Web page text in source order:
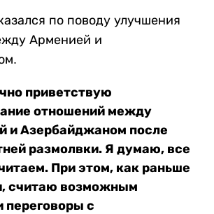
по поводу улучшения
Арменией и
приветствую
отношений между
и Азербайджаном после
размолвки. Я думаю, все
При этом, как раньше
считаю возможным
переговоры с